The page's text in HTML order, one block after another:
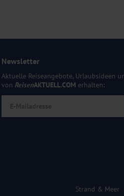
Newsletter
Aktuelle Reiseangebote, Urlaubsideen
von ReisenAKTUELL.COM erhalten:
Strand & Meer